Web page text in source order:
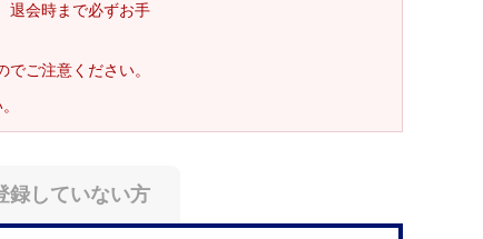
退会時まで必ずお手
ご注意ください。
録していない方